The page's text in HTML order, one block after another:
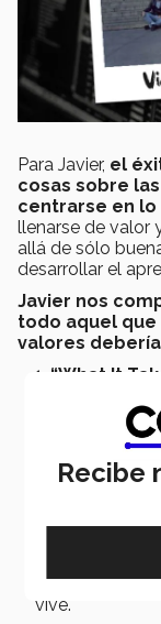
Para Javier, el
cosas sobre
centrarse en
llenarse de valor
allá de sólo
desarrollar el
Javier nos
todo aquel que
valores
“What It
en el
“The
un excelente
valor comenta
Skousen.
desde los
teoría,
vive.
Recibe